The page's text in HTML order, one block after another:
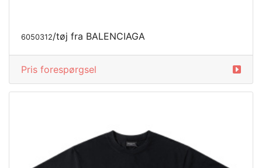
6050312/tøj fra BALENCIAGA
Pris forespørgsel